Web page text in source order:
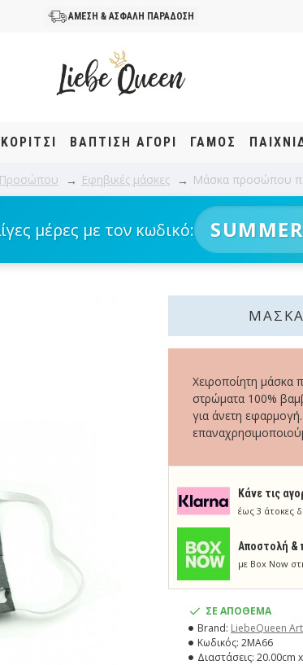
ΑΜΕΣΗ & ΑΣΦΑΛΗ ΠΑΡΑΔΟΣΗ
ΒΆΠΤΙΣΗ ΑΓΌΡΙ ΓΑΜΟΣ
Εφηβικές μάσκες Μάσκα προσώπου
μέρες με τον κωδικό:
Κάνε τις
έως 3 άτοκες
Aποστολή &
με Box Now
Χειροποίητη μάσκα
στρώματα 100%
για άνετη
ΣΕ ΑΠΟΘΕΜΑ
Brand: LiebeQueen
Κωδικός: 2MA66
Διαστάσεις: 20.00cm